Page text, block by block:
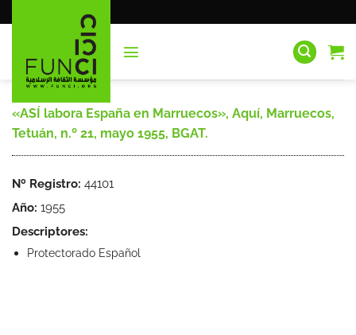
al
«ASÍ labora España en Marruecos», Aquí, Marruecos,
Tetuán, n.º 21, mayo 1955, BGAT.
Nº Registro: 44101
Año: 1955
Descriptores:
Protectorado Español